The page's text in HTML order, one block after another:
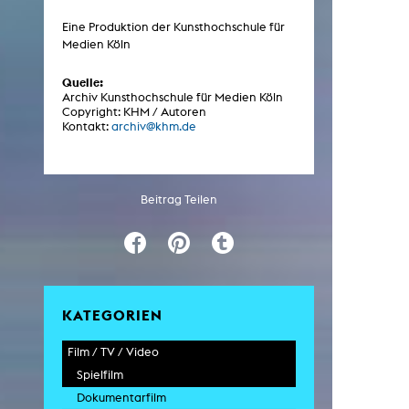
Eine Produktion der Kunsthochschule für
Medien Köln
Quelle:
Archiv Kunsthochschule für Medien Köln
Copyright: KHM / Autoren
Kontakt: archiv@khm.de
Beitrag Teilen
KATEGORIEN
Film / TV / Video
Spielfilm
Dokumentarfilm
Künstlerische Arbeiten Studierende
Kölsch-Glas-Edition